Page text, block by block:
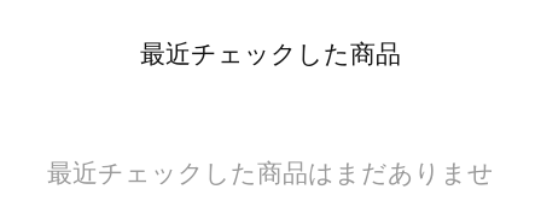
最近チェックした商品
最近チェックした商品はまだありませ